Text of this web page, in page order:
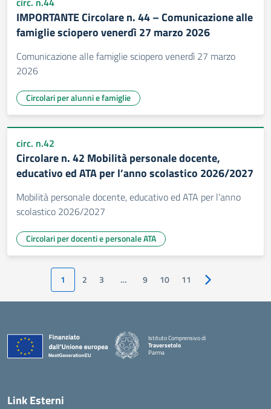
IMPORTANTE Circolare n. 44 – Comunicazione alle
famiglie sciopero venerdì 27 marzo 2026
Comunicazione alle famiglie sciopero venerdì 27 marzo
2026
Circolari per alunni e famiglie
circ. n.42
Circolare n. 42 Mobilità personale docente,
educativo ed ATA per l’anno scolastico 2026/2027
Mobilità personale docente, educativo ed ATA per l’anno
scolastico 2026/2027
Circolari per docenti e personale ATA
1 2 3 … 9 10 11 Pagina
Istituto Comprensivo di
Traversetolo
Parma
Link Esterni